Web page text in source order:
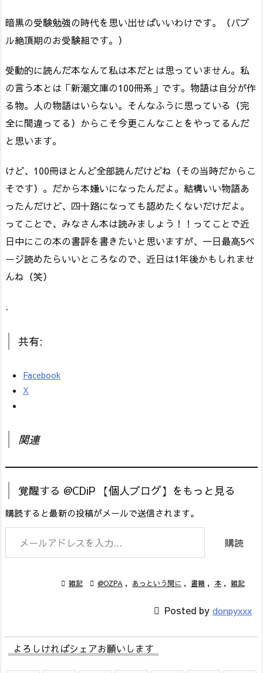
暗黒の受験勉強の時代を思い出せばいいわけです。（バブ
ル絶頂期のお受験組です。）
受動的に読んだ本なんて私は本だとは思っていません。私
の言う本とは「新潮文庫の100冊系」です。物語は自分が作
る物。人の物語はいらない。そんなふうに思っている（完
全に間違ってる）からこそ今更こんなことをやってるんだ
と思います。
けど、100冊ほとんど全部読んだけどね（その当時だからこ
そです）。だから本嫌いになったんだよ。結構いい物語あ
ったんだけど、四十路になっても認めたくないだけだよ。
ってことで、みなさん本は読みましょう！！ってことで近
日中にこの本の書評を書きたいと思いますが、一日最高5ペ
ージ読めたらいいところなので、近日は1年後かもしれませ
んね（笑）
.
共有:
Facebook
X
関連
覚醒する @CDiP 【個人ブログ】をもっと見る
購読すると最新の投稿がメールで送信されます。
メールアドレスを入力...
購読
 雑記  @OZPA , あっという間に , 書籍 , 本 , 雑記
 Posted by donpyxxx
よろしければシェアお願いします